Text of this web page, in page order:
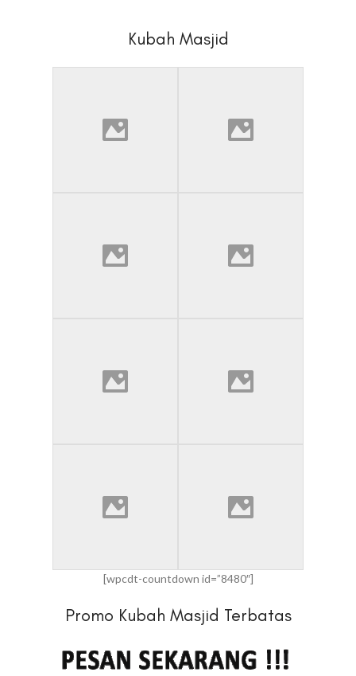
Kubah Masjid
[wpcdt-countdown id=”8480″]
Promo Kubah Masjid Terbatas